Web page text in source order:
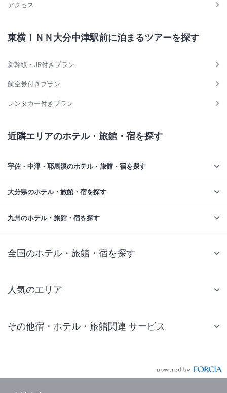
アクセス
東横ＩＮＮ大分中津駅前に泊まるツアーを探す
新幹線・JR付きプラン
航空券付きプラン
レンタカー付きプラン
近隣エリアのホテル・旅館・宿を探す
宇佐・中津・耶馬溪のホテル・旅館・宿を探す
大分県のホテル・旅館・宿を探す
九州のホテル・旅館・宿を探す
全国のホテル・旅館・宿を探す
人気のエリア
仙台 ホテル
東京ドーム ホテル
その他宿・ホテル・旅館関連 サービス